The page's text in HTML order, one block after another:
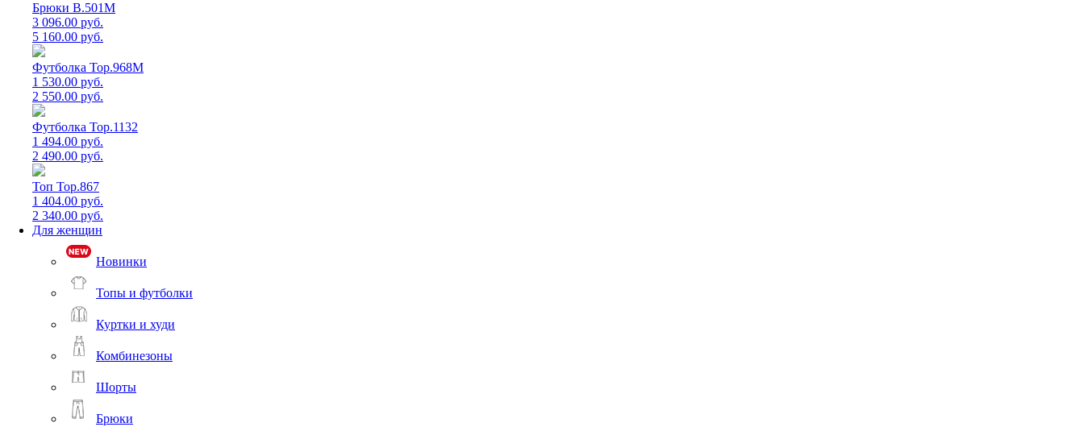
Брюки B.501M
3 096.00 руб.
5 160.00 руб.
Футболка Top.968M
1 530.00 руб.
2 550.00 руб.
Футболка Top.1132
1 494.00 руб.
2 490.00 руб.
Топ Top.867
1 404.00 руб.
2 340.00 руб.
Для женщин
Новинки
Топы и футболки
Куртки и худи
Комбинезоны
Шорты
Брюки